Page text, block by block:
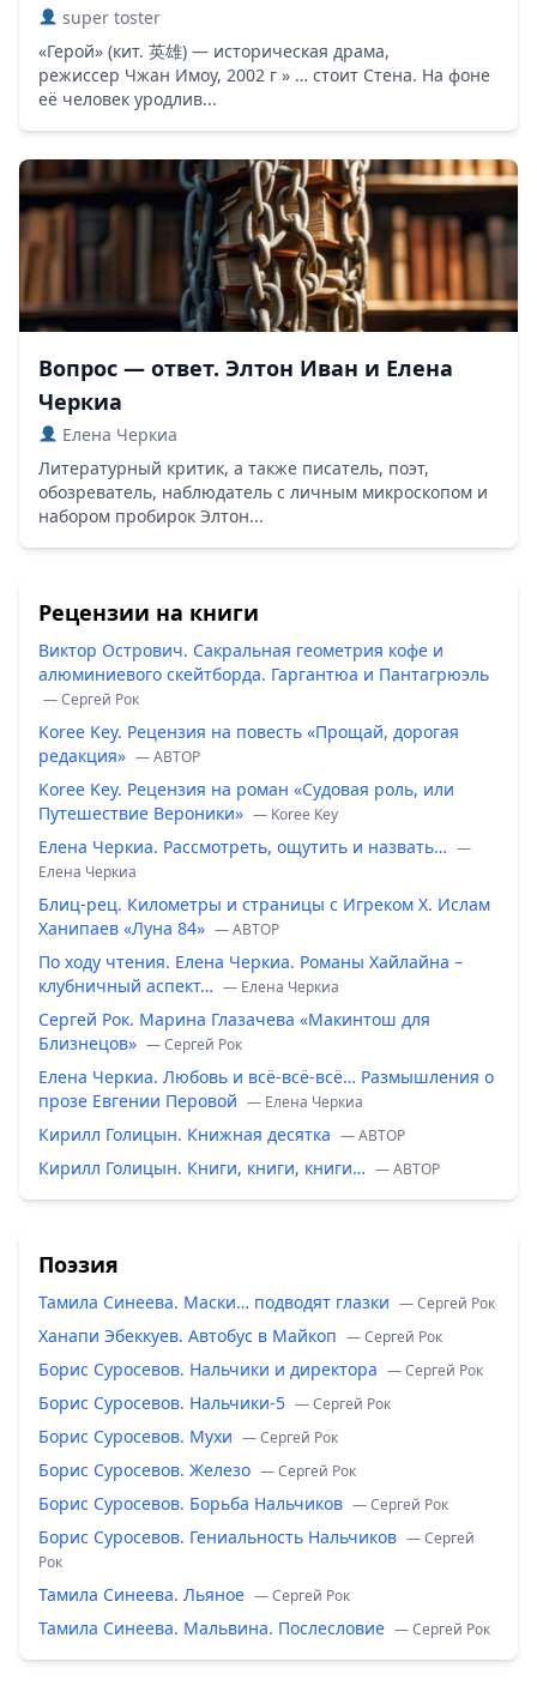
super toster
«Герой» (кит. 英雄) — историческая драма,
режиссер Чжан Имоу, 2002 г » … стоит Стена. На фоне
её человек уродлив...
Вопрос — ответ. Элтон Иван и Елена
Черкиа
Елена Черкиа
Литературный критик, а также писатель, поэт,
обозреватель, наблюдатель с личным микроскопом и
набором пробирок Элтон...
Рецензии на книги
Виктор Острович. Сакральная геометрия кофе и
алюминиевого скейтборда. Гаргантюа и Пантагрюэль
— Сергей Рок
Koree Key. Рецензия на повесть «Прощай, дорогая
редакция» — ABTOP
Koree Key. Рецензия на роман «Судовая роль, или
Путешествие Вероники» — Koree Key
Елена Черкиа. Рассмотреть, ощутить и назвать… —
Елена Черкиа
Блиц-рец. Километры и страницы с Игреком Х. Ислам
Ханипаев «Луна 84» — ABTOP
По ходу чтения. Елена Черкиа. Романы Хайлайна –
клубничный аспект… — Елена Черкиа
Сергей Рок. Марина Глазачева «Макинтош для
Близнецов» — Сергей Рок
Елена Черкиа. Любовь и всё-всё-всё… Размышления о
прозе Евгении Перовой — Елена Черкиа
Кирилл Голицын. Книжная десятка — ABTOP
Кирилл Голицын. Книги, книги, книги… — ABTOP
Поэзия
Тамила Синеева. Маски… подводят глазки — Сергей Рок
Ханапи Эбеккуев. Автобус в Майкоп — Сергей Рок
Борис Суросевов. Нальчики и директора — Сергей Рок
Борис Суросевов. Нальчики-5 — Сергей Рок
Борис Суросевов. Мухи — Сергей Рок
Борис Суросевов. Железо — Сергей Рок
Борис Суросевов. Борьба Нальчиков — Сергей Рок
Борис Суросевов. Гениальность Нальчиков — Сергей
Рок
Тамила Синеева. Льяное — Сергей Рок
Тамила Синеева. Мальвина. Послесловие — Сергей Рок